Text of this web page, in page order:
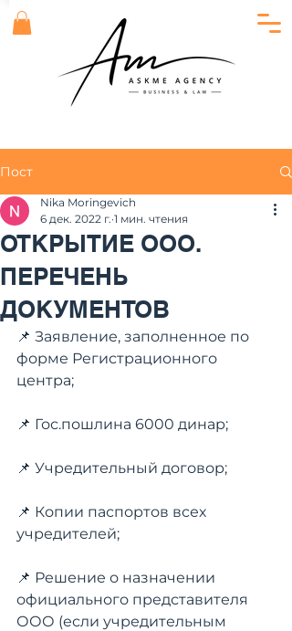
Пост
ОТКРЫТИЕ ООО.
ПЕРЕЧЕНЬ
ДОКУМЕНТОВ
Nika Moringevich
6 дек. 2022 г. 1 мин. чтения
📌 Заявление, заполненное по
форме Регистрационного
центра;
📌 Гос.пошлина 6000 динар;
📌 Учредительный договор;
📌 Копии паспортов всех
учредителей;
📌 Решение о назначении
официального представителя
ООО (если учредительным